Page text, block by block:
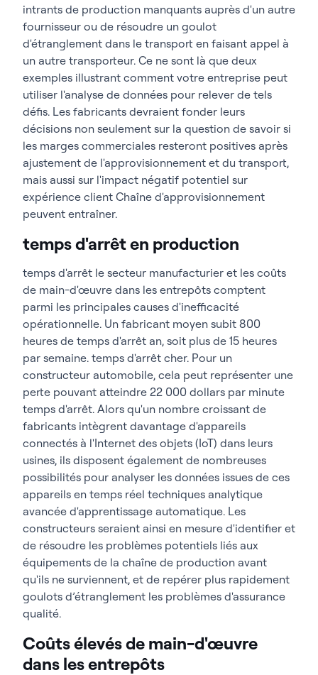
intrants de production manquants auprès d'un autre
fournisseur ou de résoudre un goulot
d'étranglement dans le transport en faisant appel à
un autre transporteur. Ce ne sont là que deux
exemples illustrant comment votre entreprise peut
utiliser l'analyse de données pour relever de tels
défis. Les fabricants devraient fonder leurs
décisions non seulement sur la question de savoir si
les marges commerciales resteront positives après
ajustement de l'approvisionnement et du transport,
mais aussi sur l'impact négatif potentiel sur
expérience client Chaîne d'approvisionnement
peuvent entraîner.
temps d'arrêt en production
temps d'arrêt le secteur manufacturier et les coûts
de main-d'œuvre dans les entrepôts comptent
parmi les principales causes d'inefficacité
opérationnelle. Un fabricant moyen subit 800
heures de temps d'arrêt an, soit plus de 15 heures
par semaine. temps d'arrêt cher. Pour un
constructeur automobile, cela peut représenter une
perte pouvant atteindre 22 000 dollars par minute
temps d'arrêt. Alors qu'un nombre croissant de
fabricants intègrent davantage d'appareils
connectés à l'Internet des objets (IoT) dans leurs
usines, ils disposent également de nombreuses
possibilités pour analyser les données issues de ces
appareils en temps réel techniques analytique
avancée d'apprentissage automatique. Les
constructeurs seraient ainsi en mesure d'identifier et
de résoudre les problèmes potentiels liés aux
équipements de la chaîne de production avant
qu'ils ne surviennent, et de repérer plus rapidement
goulots d’étranglement les problèmes d'assurance
qualité.
Coûts élevés de main-d'œuvre
dans les entrepôts